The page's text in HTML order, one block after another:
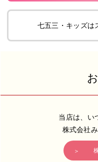
七五三・キッズは
当店は、い
株式会社